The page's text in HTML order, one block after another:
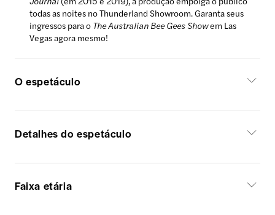
todas as noites no Thunderland Showroom. Garanta seus
ingressos para o The Australian Bee Gees Showem Las
Vegas agora mesmo!
O espetáculo
Detalhes do espetáculo
Faixa etária